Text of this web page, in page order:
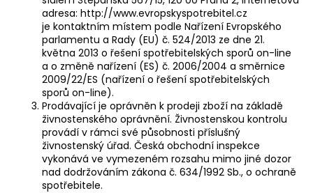
adresa: http://www.evropskyspotrebitel.cz
je kontaktním místem podle Nařízení Evropského
parlamentu a Rady (EU) č. 524/2013 ze dne 21.
května 2013 o řešení spotřebitelských sporů on-line
a o změně nařízení (ES) č. 2006/2004 a směrnice
2009/22/ES (nařízení o řešení spotřebitelských
sporů on-line).
Prodávající je oprávněn k prodeji zboží na základě
živnostenského oprávnění. Živnostenskou kontrolu
provádí v rámci své působnosti příslušný
živnostenský úřad. Česká obchodní inspekce
vykonává ve vymezeném rozsahu mimo jiné dozor
nad dodržováním zákona č. 634/1992 Sb., o ochraně
spotřebitele.